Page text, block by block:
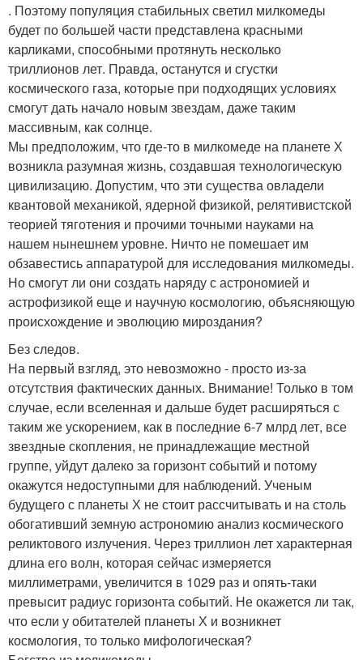
. Поэтому популяция стабильных светил милкомеды
будет по большей части представлена красными
карликами, способными протянуть несколько
триллионов лет. Правда, останутся и сгустки
космического газа, которые при подходящих условиях
смогут дать начало новым звездам, даже таким
массивным, как солнце.
Мы предположим, что где-то в милкомеде на планете Х
возникла разумная жизнь, создавшая технологическую
цивилизацию. Допустим, что эти существа овладели
квантовой механикой, ядерной физикой, релятивистской
теорией тяготения и прочими точными науками на
нашем нынешнем уровне. Ничто не помешает им
обзавестись аппаратурой для исследования милкомеды.
Но смогут ли они создать наряду с астрономией и
астрофизикой еще и научную космологию, объясняющую
происхождение и эволюцию мироздания?
Без следов.
На первый взгляд, это невозможно - просто из-за
отсутствия фактических данных. Внимание! Только в том
случае, если вселенная и дальше будет расширяться с
таким же ускорением, как в последние 6-7 млрд лет, все
звездные скопления, не принадлежащие местной
группе, уйдут далеко за горизонт событий и потому
окажутся недоступными для наблюдений. Ученым
будущего с планеты Х не стоит рассчитывать и на столь
обогативший земную астрономию анализ космического
реликтового излучения. Через триллион лет характерная
длина его волн, которая сейчас измеряется
миллиметрами, увеличится в 1029 раз и опять-таки
превысит радиус горизонта событий. Не окажется ли так,
что если у обитателей планеты Х и возникнет
космология, то только мифологическая?